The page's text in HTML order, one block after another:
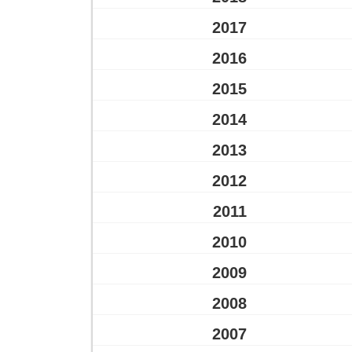
2017
2016
2015
2014
2013
2012
2011
2010
2009
2008
2007